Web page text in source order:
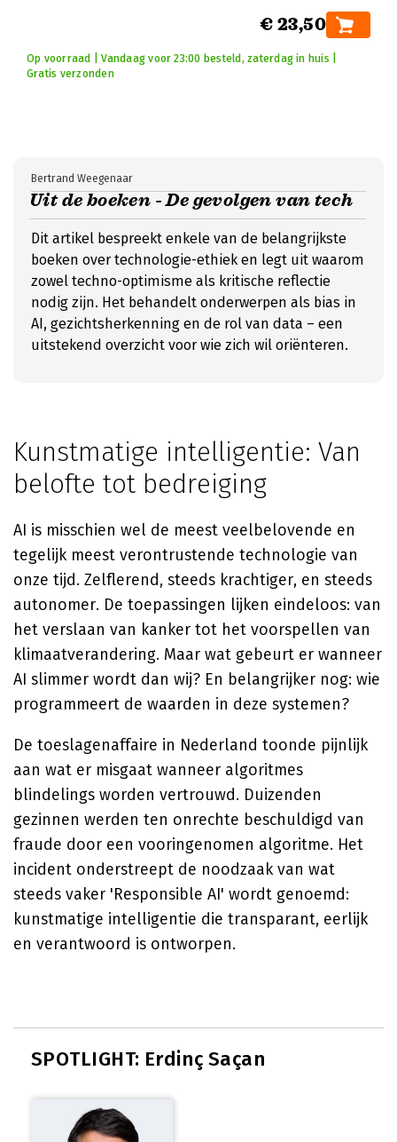
€ 23,50
Op voorraad | Vandaag voor 23:00 besteld, zaterdag in huis |
Gratis verzonden
Uit de boeken - De gevolgen van tech
Bertrand Weegenaar
Dit artikel bespreekt enkele van de belangrijkste
boeken over technologie-ethiek en legt uit waarom
zowel techno-optimisme als kritische reflectie
nodig zijn. Het behandelt onderwerpen als bias in
AI, gezichtsherkenning en de rol van data – een
uitstekend overzicht voor wie zich wil oriënteren.
Kunstmatige intelligentie: Van
belofte tot bedreiging
AI is misschien wel de meest veelbelovende en
tegelijk meest verontrustende technologie van
onze tijd. Zelflerend, steeds krachtiger, en steeds
autonomer. De toepassingen lijken eindeloos: van
het verslaan van kanker tot het voorspellen van
klimaatverandering. Maar wat gebeurt er wanneer
AI slimmer wordt dan wij? En belangrijker nog: wie
programmeert de waarden in deze systemen?
De toeslagenaffaire in Nederland toonde pijnlijk
aan wat er misgaat wanneer algoritmes
blindelings worden vertrouwd. Duizenden
gezinnen werden ten onrechte beschuldigd van
fraude door een vooringenomen algoritme. Het
incident onderstreept de noodzaak van wat
steeds vaker 'Responsible AI' wordt genoemd:
kunstmatige intelligentie die transparant, eerlijk
en verantwoord is ontworpen.
SPOTLIGHT: Erdinç Saçan